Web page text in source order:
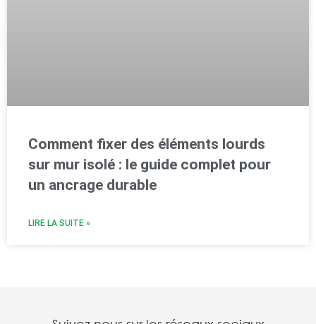
Comment fixer des éléments lourds
sur mur isolé : le guide complet pour
un ancrage durable
LIRE LA SUITE »